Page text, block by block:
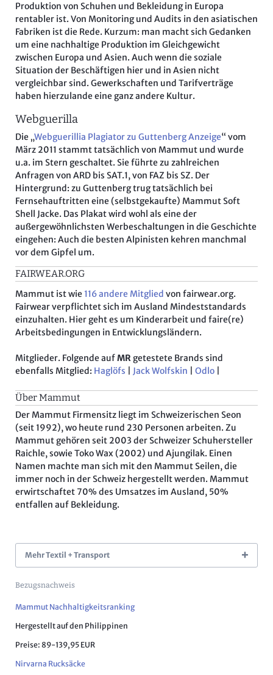
Produktion von Schuhen und Bekleidung in Europa
rentabler ist. Von Monitoring und Audits in den asiatischen
Fabriken ist die Rede. Kurzum: man macht sich Gedanken
um eine nachhaltige Produktion im Gleichgewicht
zwischen Europa und Asien. Auch wenn die soziale
Situation der Beschäftigen hier und in Asien nicht
vergleichbar sind. Gewerkschaften und Tarifverträge
haben hierzulande eine ganz andere Kultur.
Webguerilla
Die „Webguerillia Plagiator zu Guttenberg Anzeige“ vom
März 2011 stammt tatsächlich von Mammut und wurde
u.a. im Stern geschaltet. Sie führte zu zahlreichen
Anfragen von ARD bis SAT.1, von FAZ bis SZ. Der
Hintergrund: zu Guttenberg trug tatsächlich bei
Fernsehauftritten eine (selbstgekaufte) Mammut Soft
Shell Jacke. Das Plakat wird wohl als eine der
außergewöhnlichsten Werbeschaltungen in die Geschichte
eingehen: Auch die besten Alpinisten kehren manchmal
vor dem Gipfel um.
FAIRWEAR.ORG
Mammut ist wie 116 andere Mitglied von fairwear.org.
Fairwear verpflichtet sich im Ausland Mindeststandards
einzuhalten. Hier geht es um Kinderarbeit und faire(re)
Arbeitsbedingungen in Entwicklungsländern.
Mitglieder. Folgende aufMRgetestete Brands sind
ebenfalls Mitglied: Haglöfs Jack Wolfskin Odlo
Über Mammut
Der Mammut Firmensitz liegt im Schweizerischen Seon
(seit 1992), wo heute rund 230 Personen arbeiten. Zu
Mammut gehören seit 2003 der Schweizer Schuhersteller
Raichle, sowie Toko Wax (2002) und Ajungilak. Einen
Namen machte man sich mit den Mammut Seilen, die
immer noch in der Schweiz hergestellt werden. Mammut
erwirtschaftet 70% des Umsatzes im Ausland, 50%
entfallen auf Bekleidung.
Mehr Textil + Transport
Bezugsnachweis
Mammut Nachhaltigkeitsranking
Hergestellt auf den Philippinen
Preise: 89-139,95 EUR
Nirvarna Rucksäcke